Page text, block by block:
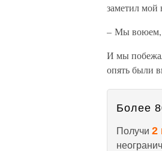
заметил мой
– Мы воюем,
И мы
опять были
Более
Получи 2